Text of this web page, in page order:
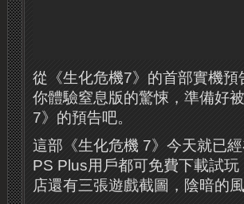
從《生化危機7》的首部實機
你體驗窒息版的驚悚，準備好被
7》的預告吧。
這部《生化危機 7》今天就已
PS Plus用戶都可免費下載試
店還有三張遊戲截圖，陰暗的